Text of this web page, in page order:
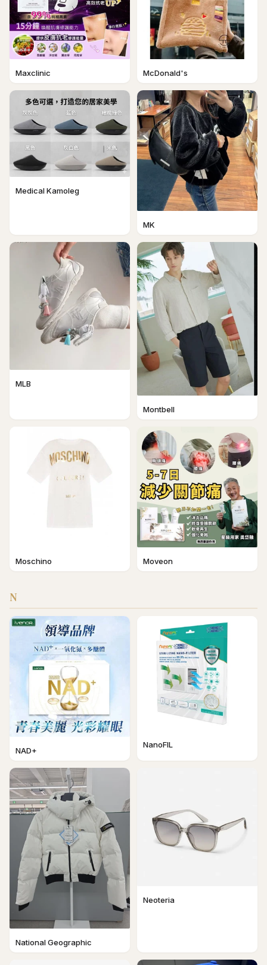
Maxclinic McDonald's
Medical Kamoleg
MK
MLB
Montbell
Moschino Moveon
N
NAD+
NanoFIL
National Geographic
Neoteria